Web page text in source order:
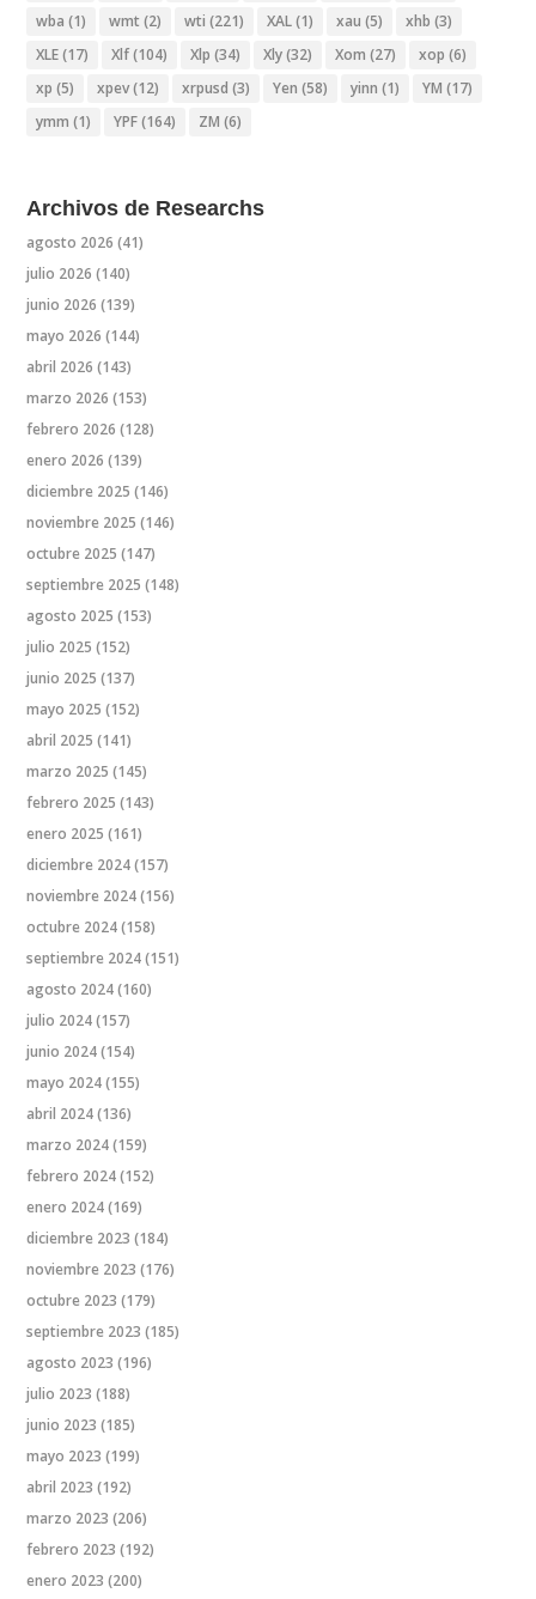
wba (1) wmt (2) wti (221) XAL(1) xau (5) xhb (3)
XLE(17) Xlf(104) Xlp (34) Xly(32) Xom (27) xop (6)
xp (5) xpev(12) xrpusd (3) Yen (58) yinn (1) YM (17)
ymm (1) YPF(164) ZM (6)
Archivos de Researchs
agosto 2026 (41)
julio 2026 (140)
junio 2026 (139)
mayo 2026 (144)
abril 2026 (143)
marzo 2026 (153)
febrero 2026 (128)
enero 2026 (139)
diciembre 2025 (146)
noviembre 2025 (146)
octubre 2025 (147)
septiembre 2025 (148)
agosto 2025 (153)
julio 2025 (152)
junio 2025 (137)
mayo 2025 (152)
abril 2025 (141)
marzo 2025 (145)
febrero 2025 (143)
enero 2025 (161)
diciembre 2024(157)
noviembre 2024(156)
octubre 2024(158)
septiembre 2024(151)
agosto 2024(160)
julio 2024(157)
junio 2024(154)
mayo 2024(155)
abril 2024(136)
marzo 2024(159)
febrero 2024(152)
enero 2024(169)
diciembre 2023 (184)
noviembre 2023 (176)
octubre 2023 (179)
septiembre 2023 (185)
agosto 2023 (196)
julio 2023 (188)
junio 2023 (185)
mayo 2023 (199)
abril 2023 (192)
marzo 2023 (206)
febrero 2023 (192)
enero 2023 (200)